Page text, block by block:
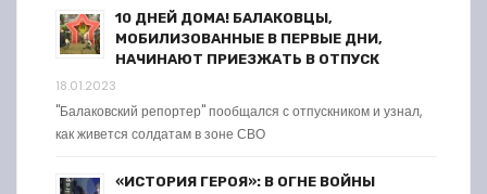
10 ДНЕЙ ДОМА! БАЛАКОВЦЫ,
МОБИЛИЗОВАННЫЕ В ПЕРВЫЕ ДНИ,
НАЧИНАЮТ ПРИЕЗЖАТЬ В ОТПУСК
18.01.2023
"Балаковский репортер" пообщался с отпускником и узнал,
как живется солдатам в зоне СВО
«ИСТОРИЯ ГЕРОЯ»: В ОГНЕ ВОЙНЫ